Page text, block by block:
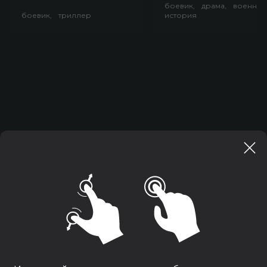
боевик, триллер
боевик, драма,
история
Сайт кинотеатра использует cookies для вашего
удобства: сохраняет данные для авторизации,
отслеживает ваши покупки, применяет персональные
Вы можете отключить cookies в настройках
своего браузера, но это повлияет на функциональность